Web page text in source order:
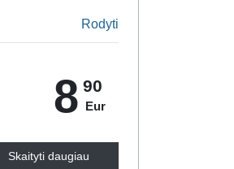
Rodyti
8 90
Eur
Skaityti daugiau